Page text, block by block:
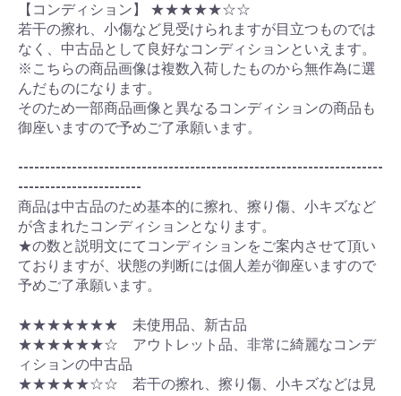
【コンディション】 ★★★★★☆☆
若干の擦れ、小傷など見受けられますが目立つものでは
なく、中古品として良好なコンディションといえます。
※こちらの商品画像は複数入荷したものから無作為に選
んだものになります。
そのため一部商品画像と異なるコンディションの商品も
御座いますので予めご了承願います。
--------------------------------------------------------------------
-----------------------
商品は中古品のため基本的に擦れ、擦り傷、小キズなど
が含まれたコンディションとなります。
★の数と説明文にてコンディションをご案内させて頂い
ておりますが、状態の判断には個人差が御座いますので
予めご了承願います。
★★★★★★★ 未使用品、新古品
★★★★★★☆ アウトレット品、非常に綺麗なコンデ
ィションの中古品
★★★★★☆☆ 若干の擦れ、擦り傷、小キズなどは見